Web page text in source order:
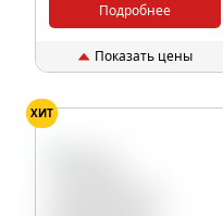
Подробнее
Показать цены
ХИТ